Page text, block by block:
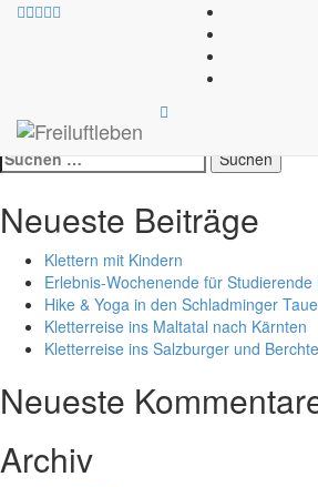
Region:
Test Suche /Test Suche
Suche
nach:
Neueste Beiträge
Klettern mit Kindern
Erlebnis-Wochenende für Studierende
Hike & Yoga in den Schladminger
Kletterreise ins Maltatal nach Kärnten
Kletterreise ins Salzburger und
Neueste
Archiv